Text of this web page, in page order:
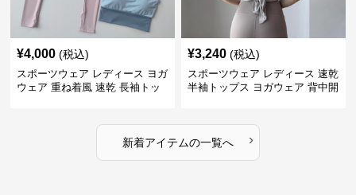
¥4,000 (税込)
スポーツウェア レディース ヨガ
ウェア 重ね着風 速乾 長袖トッ
¥3,240 (税込)
スポーツウェア レディース 速乾
半袖トップス ヨガウェア 背中開
新着アイテムの一覧へ ›